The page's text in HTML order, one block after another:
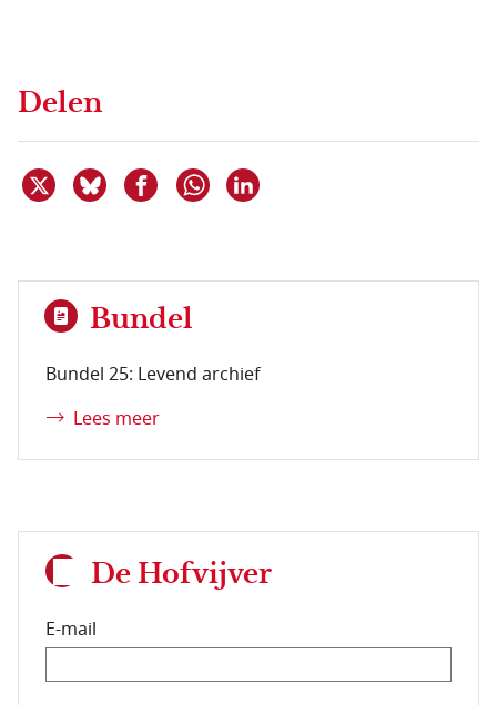
Delen
Deel dit item op X
Deel dit item op Bluesky
Deel dit item op Facebook
Delen via WhatsApp
Bundel
Bundel 25: Levend archief
Lees meer
De Hofvijver
E-mail